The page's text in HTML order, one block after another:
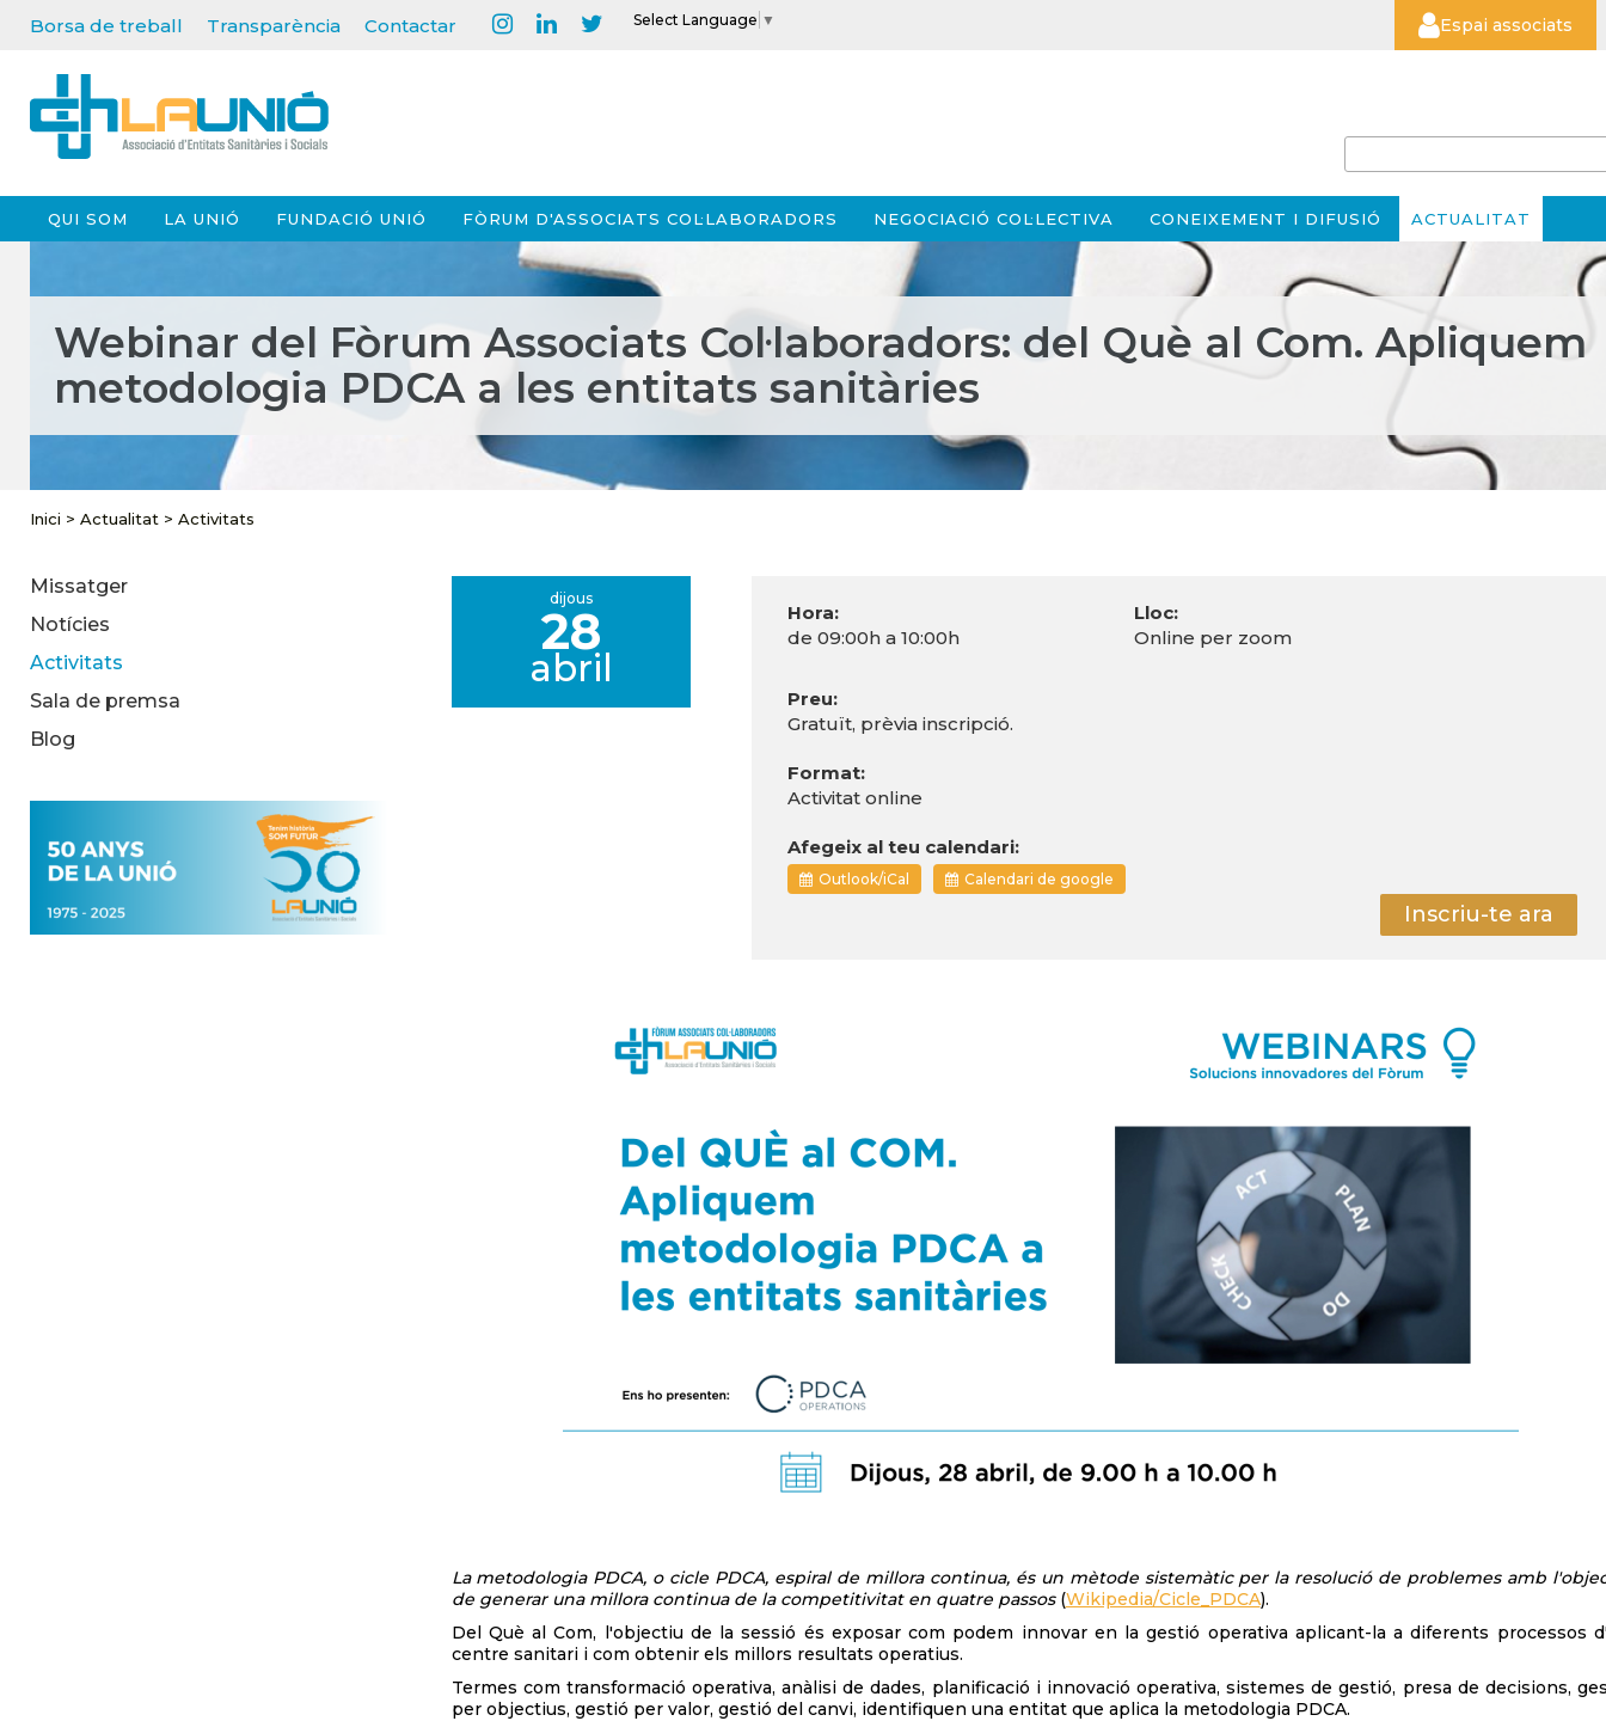
Borsa de treball Transparència Contactar Select Language ▼ Espai associats
QUI SOM LA UNIÓ FUNDACIÓ UNIÓ FÒRUM D'ASSOCIATS COL·LABORADORS NEGOCIACIÓ COL·LECTIVA CONEIXEMENT I DIFUSIÓ ACTUALITAT
Webinar del Fòrum Associats Col·laboradors: del Què al Com. Apliquem
metodologia PDCA a les entitats sanitàries
Inici > Actualitat > Activitats
Missatger
Notícies
Activitats
Sala de premsa
Blog
dijous
28
abril
Hora:
de 09:00h a 10:00h
Lloc:
Online per zoom
Preu:
Gratuït, prèvia inscripció.
Format:
Activitat online
Afegeix al teu calendari:
Outlook/iCal Calendari de google
Inscriu-te ara
La metodologia PDCA, o cicle PDCA, espiral de millora continua, és un mètode sistemàtic per la resolució de problemes amb
de generar una millora continua de la competitivitat en quatre passos(Wikipedia/Cicle_PDCA).
Del Què al Com, l'objectiu de la sessió és exposar com podem innovar en la gestió operativa aplicant-la a diferents processos
centre sanitari i com obtenir els millors resultats operatius.
Termes com transformació operativa, anàlisi de dades, planificació i innovació operativa, sistemes de gestió, presa de decisions,
per objectius, gestió per valor, gestió del canvi, identifiquen una entitat que aplica la metodologia PDCA.